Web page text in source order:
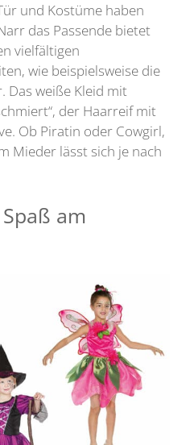
und Kostüme haben
das Passende bietet
vielfältigen
wie beispielsweise die
weiße Kleid mit
der Haarreif mit
Ob Piratin oder Cowgirl,
Mieder lässt sich je nach
am